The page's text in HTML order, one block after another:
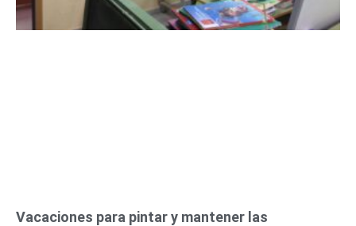
Vacaciones para pintar y mantener las